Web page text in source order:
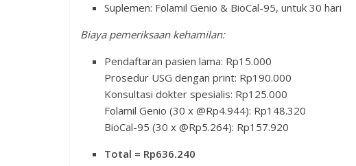
Suplemen: Folamil Genio & BioCal-95, untuk 30 hari
Biaya pemeriksaan kehamilan:
Pendaftaran pasien lama: Rp15.000
Prosedur USG dengan print: Rp190.000
Konsultasi dokter spesialis: Rp125.000
Folamil Genio (30 x @Rp4.944): Rp148.320
BioCal-95 (30 x @Rp5.264): Rp157.920
Total = Rp636.240